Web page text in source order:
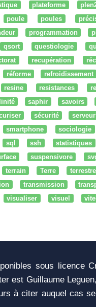
plateforme
poule
poules
programmation
qsort
questiologie
recupération
réforme
refroidissement
resine
resistances
saphir savoirs
sécurité serveur
smartphone
sociologie
sql
ssh statistiques
suspensivore
terrain
Terre terrestre
transmission
visualiser
visuel
sous licence
est Guillaume
à citer auquel cas